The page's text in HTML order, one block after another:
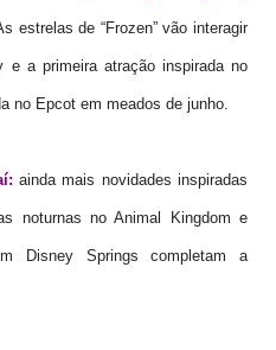
estrelas de “Frozen” vão interagir
a primeira atração inspirada no
no Epcot em meados de junho.
ainda mais novidades inspiradas
noturnas no Animal Kingdom e
Disney Springs completam a